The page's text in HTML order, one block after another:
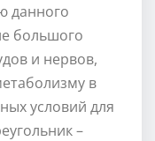
данного
большого
и нервов,
в
условий для
–